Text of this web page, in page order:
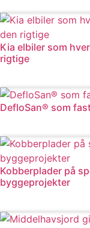
Kia elbiler som
rigtige
DefloSan® som
Kobberplader på
byggeprojekter